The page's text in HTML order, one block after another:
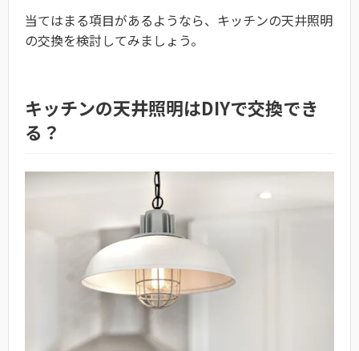
当てはまる項目があるようなら、キッチンの天井照明
の交換を検討してみましょう。
キッチンの天井照明はDIYで交換でき
る？